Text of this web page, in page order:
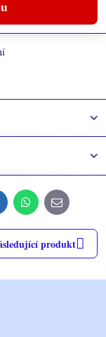
WhatsApp
E-
mail
produkt